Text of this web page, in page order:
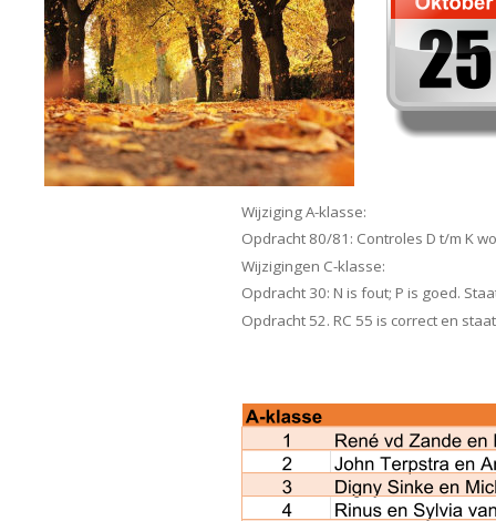
Wijziging A-klasse:
Opdracht 80/81: Controles D t/m K
Wijzigingen C-klasse:
Opdracht 30: N is fout; P is goed.
Opdracht 52. RC 55 is correct en